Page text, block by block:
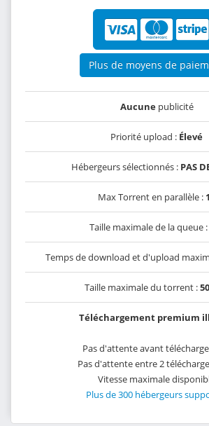
Plus de moyens de
Aucunepublicité
Priorité upload : Élevé
Hébergeurs sélectionnés : PAS
Max Torrent en parallèle :
Taille maximale de la queue :
Temps de download et d'upload
Taille maximale du torrent :
Téléchargement premium
Pas d'attente avant
Pas d'attente entre 2
Vitesse maximale
Plus de 300 hébergeurs